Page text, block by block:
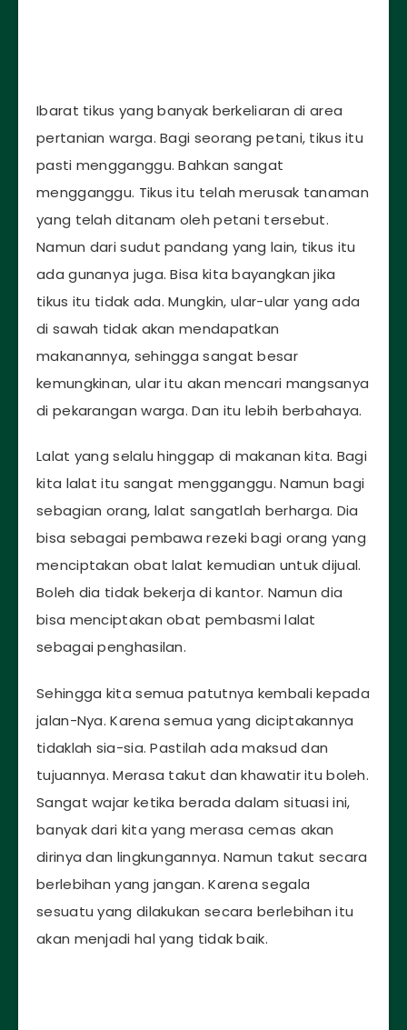
Ibarat tikus yang banyak berkeliaran di area
pertanian warga. Bagi seorang petani, tikus itu
pasti mengganggu. Bahkan sangat
mengganggu. Tikus itu telah merusak tanaman
yang telah ditanam oleh petani tersebut.
Namun dari sudut pandang yang lain, tikus itu
ada gunanya juga. Bisa kita bayangkan jika
tikus itu tidak ada. Mungkin, ular-ular yang ada
di sawah tidak akan mendapatkan
makanannya, sehingga sangat besar
kemungkinan, ular itu akan mencari mangsanya
di pekarangan warga. Dan itu lebih berbahaya.
Lalat yang selalu hinggap di makanan kita. Bagi
kita lalat itu sangat mengganggu. Namun bagi
sebagian orang, lalat sangatlah berharga. Dia
bisa sebagai pembawa rezeki bagi orang yang
menciptakan obat lalat kemudian untuk dijual.
Boleh dia tidak bekerja di kantor. Namun dia
bisa menciptakan obat pembasmi lalat
sebagai penghasilan.
Sehingga kita semua patutnya kembali kepada
jalan-Nya. Karena semua yang diciptakannya
tidaklah sia-sia. Pastilah ada maksud dan
tujuannya. Merasa takut dan khawatir itu boleh.
Sangat wajar ketika berada dalam situasi ini,
banyak dari kita yang merasa cemas akan
dirinya dan lingkungannya. Namun takut secara
berlebihan yang jangan. Karena segala
sesuatu yang dilakukan secara berlebihan itu
akan menjadi hal yang tidak baik.